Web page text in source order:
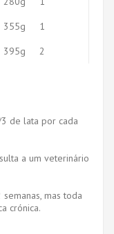
355g
1
395g 2
de lata por cada
a um veterinário
mas toda
crónica.